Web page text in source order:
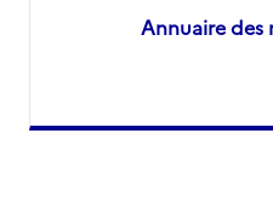
Annuaire des